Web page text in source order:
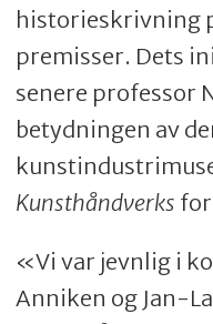
historieskrivning
premisser. Dets
senere professor
betydningen av
Kunsthåndverks
«Vi var jevnlig i
Anniken og Jan-